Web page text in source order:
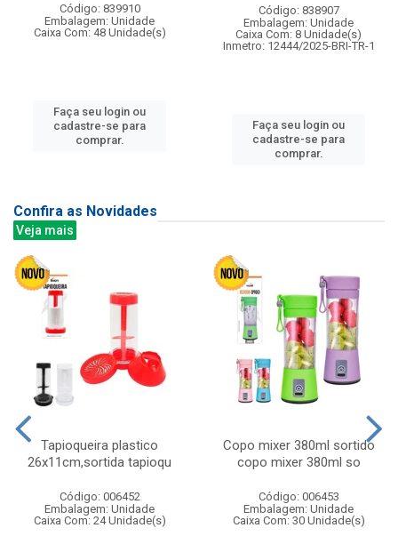
Código: 839910
Embalagem: Unidade
Caixa Com: 48 Unidade(s)
Faça seu login ou
cadastre-se para
comprar.
Código: 838907
Embalagem: Unidade
Caixa Com: 8 Unidade(s)
Inmetro: 12444/2025-BRI-TR-1
Faça seu login ou
cadastre-se para
comprar.
Confira as Novidades
Veja mais
Tapioqueira plastico
26x11cm,sortida tapioqu
Código: 006452
Embalagem: Unidade
Caixa Com: 24 Unidade(s)
Copo mixer 380ml sortido
copo mixer 380ml so
Código: 006453
Embalagem: Unidade
Caixa Com: 30 Unidade(s)